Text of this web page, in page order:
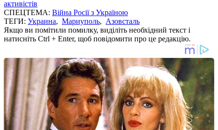
активістів
СПЕЦТЕМА: Війна Росії з Україною
ТЕГИ: Украина, Мариуполь, Азовсталь
Якщо ви помітили помилку, виділіть необхідний текст і
натисніть Ctrl + Enter, щоб повідомити про це редакцію.